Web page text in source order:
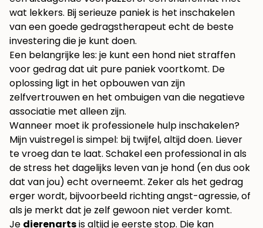
wat lekkers. Bij serieuze paniek is het inschakelen
van een goede gedragstherapeut echt de beste
investering die je kunt doen.
Een belangrijke les: je kunt een hond niet straffen
voor gedrag dat uit pure paniek voortkomt. De
oplossing ligt in het opbouwen van zijn
zelfvertrouwen en het ombuigen van die negatieve
associatie met alleen zijn.
Wanneer moet ik professionele hulp inschakelen?
Mijn vuistregel is simpel: bij twijfel, altijd doen. Liever
te vroeg dan te laat. Schakel een professional in als
de stress het dagelijks leven van je hond (en dus ook
dat van jou) echt overneemt. Zeker als het gedrag
erger wordt, bijvoorbeeld richting angst-agressie, of
als je merkt dat je zelf gewoon niet verder komt.
Je dierenartsis altijd je eerste stop. Die kan